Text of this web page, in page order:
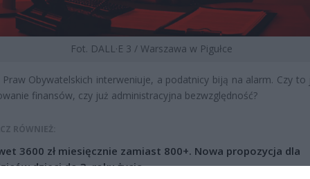
Fot. DALL·E 3 / Warszawa w Pigułce
Praw Obywatelskich interweniuje, a podatnicy biją na alarm. Czy to
finansów, czy już administracyjna bezwzględność?
RÓWNIEŻ:
3600 zł miesięcznie zamiast 800+. Nowa propozycja dla
dzieci do 3. roku życia